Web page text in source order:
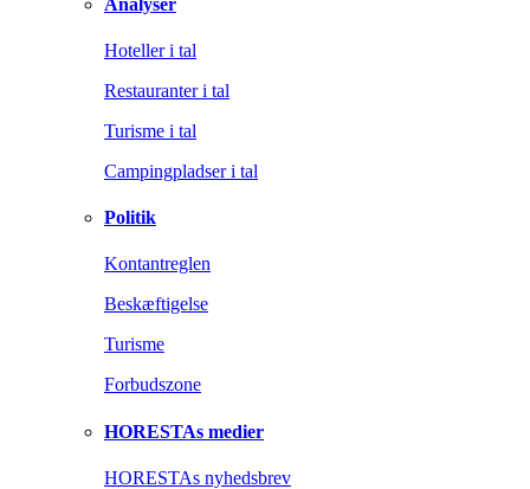
Hoteller i tal
Restauranter i tal
Turisme i tal
Campingpladser i tal
Politik
Kontantreglen
Beskæftigelse
Turisme
Forbudszone
HORESTAs medier
HORESTAs nyhedsbrev